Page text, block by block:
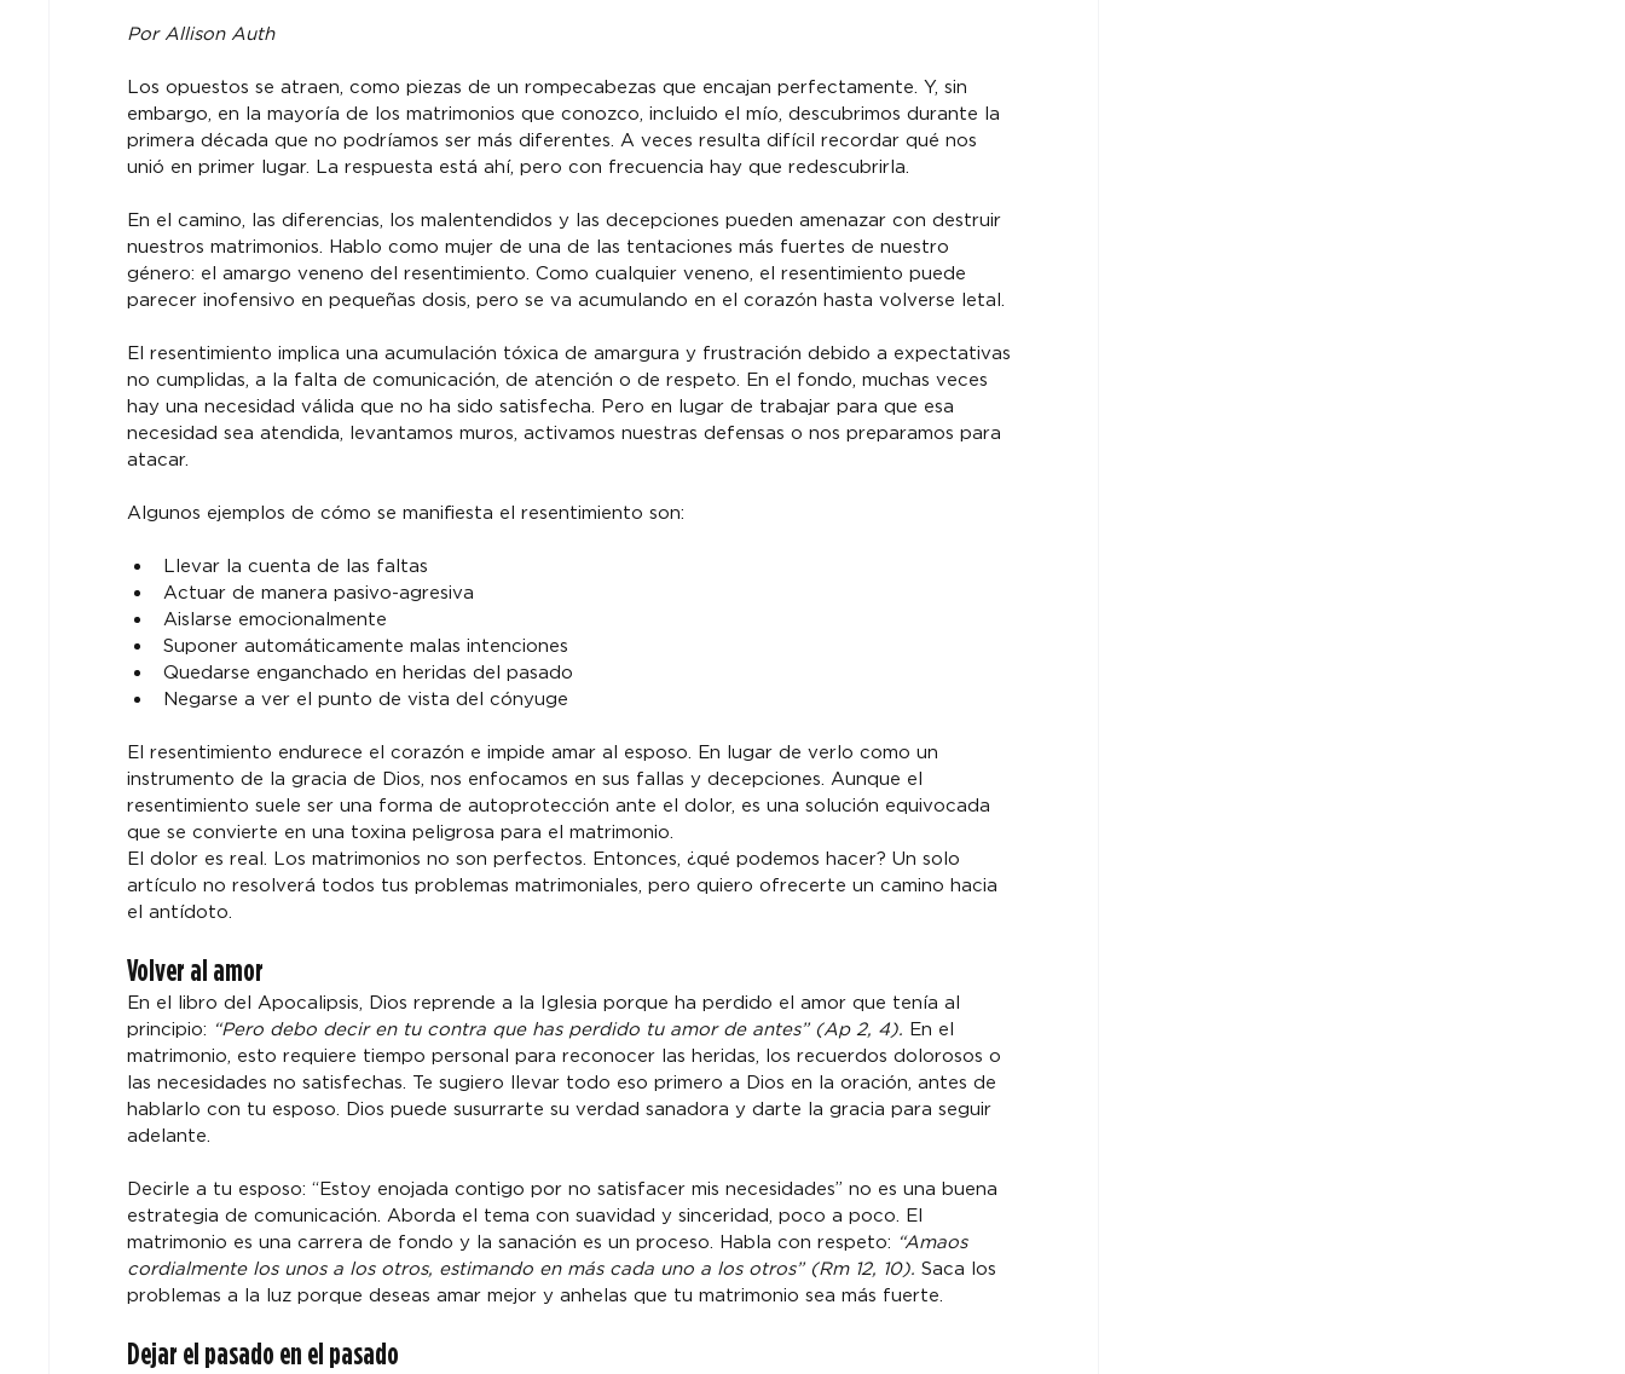
Por Allison Auth
Los opuestos se atraen, como piezas de un rompecabezas que encajan perfectamente. Y, sin
embargo, en la mayoría de los matrimonios que conozco, incluido el mío, descubrimos durante la
primera década que no podríamos ser más diferentes. A veces resulta difícil recordar qué nos
unió en primer lugar. La respuesta está ahí, pero con frecuencia hay que redescubrirla.
En el camino, las diferencias, los malentendidos y las decepciones pueden amenazar con destruir
nuestros matrimonios. Hablo como mujer de una de las tentaciones más fuertes de nuestro
género: el amargo veneno del resentimiento. Como cualquier veneno, el resentimiento puede
parecer inofensivo en pequeñas dosis, pero se va acumulando en el corazón hasta volverse letal.
El resentimiento implica una acumulación tóxica de amargura y frustración debido a expectativas
no cumplidas, a la falta de comunicación, de atención o de respeto. En el fondo, muchas veces
hay una necesidad válida que no ha sido satisfecha. Pero en lugar de trabajar para que esa
necesidad sea atendida, levantamos muros, activamos nuestras defensas o nos preparamos para
atacar.
Algunos ejemplos de cómo se manifiesta el resentimiento son:
Llevar la cuenta de las faltas
Actuar de manera pasivo-agresiva
Aislarse emocionalmente
Suponer automáticamente malas intenciones
Quedarse enganchado en heridas del pasado
Negarse a ver el punto de vista del cónyuge
El resentimiento endurece el corazón e impide amar al esposo. En lugar de verlo como un
instrumento de la gracia de Dios, nos enfocamos en sus fallas y decepciones. Aunque el
resentimiento suele ser una forma de autoprotección ante el dolor, es una solución equivocada
que se convierte en una toxina peligrosa para el matrimonio.
El dolor es real. Los matrimonios no son perfectos. Entonces, ¿qué podemos hacer? Un solo
artículo no resolverá todos tus problemas matrimoniales, pero quiero ofrecerte un camino hacia
el antídoto.
Volver al amor
En el libro del Apocalipsis, Dios reprende a la Iglesia porque ha perdido el amor que tenía al
principio: “Pero debo decir en tu contra que has perdido tu amor de antes” (Ap 2, 4). En el
matrimonio, esto requiere tiempo personal para reconocer las heridas, los recuerdos dolorosos o
las necesidades no satisfechas. Te sugiero llevar todo eso primero a Dios en la oración, antes de
hablarlo con tu esposo. Dios puede susurrarte su verdad sanadora y darte la gracia para seguir
adelante.
Decirle a tu esposo: “Estoy enojada contigo por no satisfacer mis necesidades” no es una buena
estrategia de comunicación. Aborda el tema con suavidad y sinceridad, poco a poco. El
matrimonio es una carrera de fondo y la sanación es un proceso. Habla con respeto: “Amaos
cordialmente los unos a los otros, estimando en más cada uno a los otros” (Rm 12, 10). Saca los
problemas a la luz porque deseas amar mejor y anhelas que tu matrimonio sea más fuerte.
Dejar el pasado en el pasado